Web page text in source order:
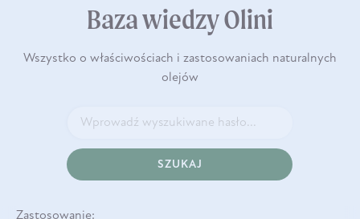
Baza wiedzy Olini
Wszystko o właściwościach i zastosowaniach naturalnych
olejów
SZUKAJ
Zastosowanie: